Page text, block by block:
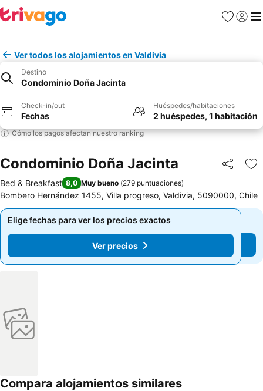
Favoritos
Iniciar
Ver todos los alojamientos en Valdivia
Destino
Condominio Doña Jacinta
Check-in/out
Fechas
Huéspedes/habitaciones
2 huéspedes, 1 habitación
Cómo los pagos afectan nuestro ranking
Condominio Doña Jacinta Compartir
Bed & Breakfast 8,0 Muy bueno (279 puntuaciones)
Bombero Hernández 1455, Villa progreso, Valdivia, 5090000, Chile
Elige fechas para ver los precios exactos
Ver precios
Elige fechas para ver los precios exactos
Ver precios
Compara alojamientos similares